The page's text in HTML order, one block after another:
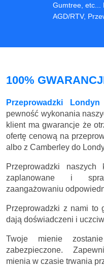
Gumtree, etc...
AGD/RTV,
100%
Przeprowadzki
pewność wykonania
klient ma gwarancje że
ofertę cenową na
albo z Camberley do
Przeprowadzki
zaplanowane i
zaangażowaniu
Przeprowadzki z nami to
dają doświadczeni i
Twoje mienie
zabezpieczone.
mienia w czasie trwania